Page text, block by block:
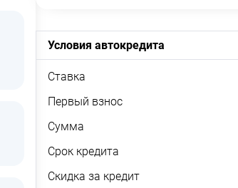
Условия автокредита
Ставка
Первый взнос
Сумма
Срок кредита
Скидка за кредит